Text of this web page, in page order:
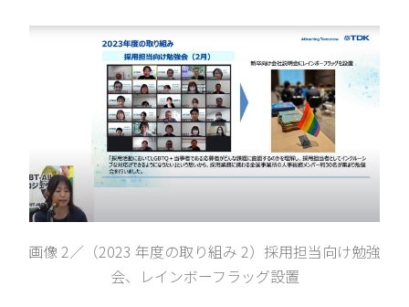
画像 2／（2023 年度の取り組み 2）採用担当向け勉強
会、レインボーフラッグ設置